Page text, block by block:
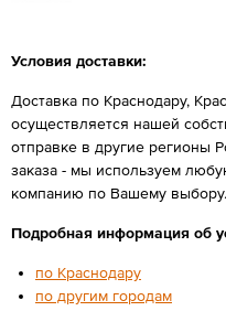
Условия доставки:
Доставка по Краснодару,
осуществляется нашей
отправке в другие регионы
заказа - мы используем
компанию по Вашему выбору.
Подробная информация об
по Краснодару
по другим городам